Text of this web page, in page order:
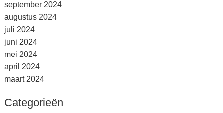
september 2024
augustus 2024
juli 2024
juni 2024
mei 2024
april 2024
maart 2024
Categorieën